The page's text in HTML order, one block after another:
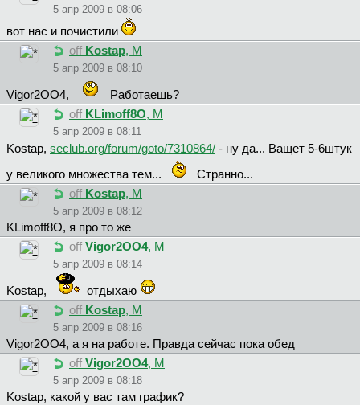
5 апр 2009 в 08:06
вот нас и почистили
off Kostap, М
5 апр 2009 в 08:10
Vigor2OO4,
Работаешь?
off KLimoff8O, М
5 апр 2009 в 08:11
Kostap, seclub.org/forum/goto/7310864/ - ну да... Ващет 5-6штук
у великого множества тем...
Странно...
off Kostap, М
5 апр 2009 в 08:12
KLimoff8O, я про то же
off Vigor2OO4, М
5 апр 2009 в 08:14
Kostap,
отдыхаю
off Kostap, М
5 апр 2009 в 08:16
Vigor2OO4, а я на работе. Правда сейчас пока обед
off Vigor2OO4, М
5 апр 2009 в 08:18
Kostap, какой у вас там график?